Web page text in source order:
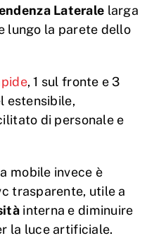
Laterale larga
lungo la parete dello
, 1 sul fronte e 3
estensibile,
di personale e
mobile invece è
trasparente, utile a
interna e diminuire
la luce artificiale.